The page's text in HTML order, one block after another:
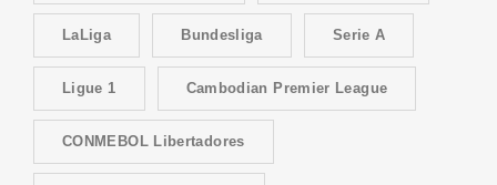
LaLiga Bundesliga Serie A
Ligue 1 Cambodian Premier League
CONMEBOL Libertadores